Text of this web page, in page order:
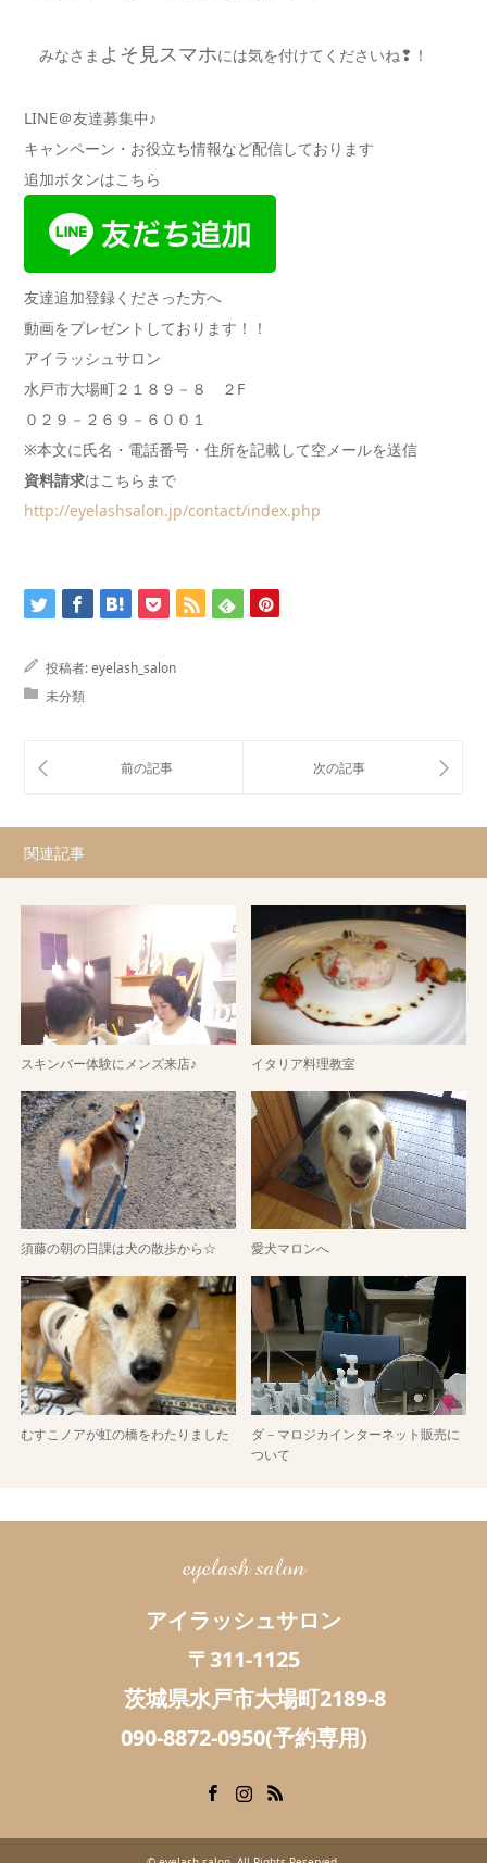
みなさま よそ見スマホには気を付けてくださいね❢！
LINE＠友達募集中♪
キャンペーン・お役立ち情報など配信しております
追加ボタンはこちら
友達追加登録くださった方へ
動画をプレゼントしております！！
アイラッシュサロン
水戸市大場町２１８９－８ ２F
０２９－２６９－６００１
※本文に氏名・電話番号・住所を記載して空メールを送信
資料請求はこちらまで
http://eyelashsalon.jp/contact/index.php
投稿者:eyelash_salon
未分類
関連記事
スキンバー体験にメンズ来店♪ イタリア料理教室
須藤の朝の日課は犬の散歩から☆ 愛犬マロンへ
むすこノアが虹の橋をわたりました
ダ－マロジカインターネット販売に
ついて
eyelash salon
アイラッシュサロン
〒311-1125
茨城県水戸市大場町2189-8
090-8872-0950(予約専用)